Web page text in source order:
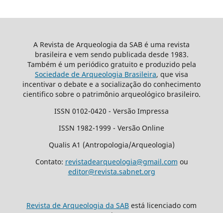
A Revista de Arqueologia da SAB é uma revista
brasileira e vem sendo publicada desde 1983.
Também é um periódico gratuito e produzido pela
Sociedade de Arqueologia Brasileira, que visa
incentivar o debate e a socialização do conhecimento
cientifico sobre o patrimônio arqueológico brasileiro.
ISSN 0102-0420 - Versão Impressa
ISSN 1982-1999 - Versão Online
Qualis A1 (Antropologia/Arqueologia)
Contato: revistadearqueologia@gmail.com ou
editor@revista.sabnet.org
Revista de Arqueologia da SAB está licenciado com